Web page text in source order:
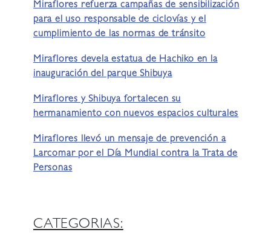
Miraflores refuerza campañas de sensibilización
para el uso responsable de ciclovías y el
cumplimiento de las normas de tránsito
Miraflores devela estatua de Hachiko en la
inauguración del parque Shibuya
Miraflores y Shibuya fortalecen su
hermanamiento con nuevos espacios culturales
Miraflores llevó un mensaje de prevención a
Larcomar por el Día Mundial contra la Trata de
Personas
CATEGORIAS: